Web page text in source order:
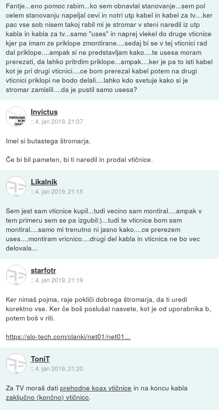
Fantje...eno pomoc rabim...ko sem obnavlal stanovanje...sem pol
celem stanovanju napeljal cevi in notri utp kabel in kabel za tv....ker
pac vse sob nisem takoj rabil mi je stromar v steni naredil iz utp
kabla in kabla za tv...samo "uses" in naprej vlekel do druge vticnice
kjer pa imam ze priklope zmontirane....sedaj bi se v tej vticnici rad
dal priklope....ampak si ne predstavljam kako....te usesa moram
prerezati, da lahko pritrdim priklope...ampak....ker je pa to isti kabel
kot je pri drugi vticnici....ce bom prerezal kabel potem na drugi
vticnici priklopi ne bodo delali....lahko kdo svetuje kako si je
stromar zamislil....da je pustil samo usesa?
Invictus
::4. jan 2019, 21:07
Imel si butastega štromarja.
Če bi bil pameten, bi ti naredil in prodal vtičnice.
Likalnik
::4. jan 2019, 21:15
Sem jest sam vticnice kupil...tudi vecino sam montiral....ampak v
tem primeru sem se pa izgubil:)...tudi te vticnice bom sam
montiral....samo mi trenutno ni jasno kako....ce prerezem
uses....montiram vricnico....drugi del kabla in vticnica ne bo vec
delovala...
starfotr
::4. jan 2019, 21:19
Ker nimaš pojma, raje pokliči dobrega štromarja, da ti uredi
korektno vse. Ker če boš poslušal nasvete, kot je od uporabnika b,
potem boš v riti.
https://slo-tech.com/clanki/net01/net01...
ToniT
::4. jan 2019, 21:20
Za TV moraš datiprehodne koax vtičnice in na koncu kabla
zaključno (končno) vtičnico.